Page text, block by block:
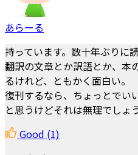
あらーる
持っています。数十年ぶりに
翻訳の文章とか訳語とか、本
るけれど、ともかく面白い。
復刊するなら、ちょっとでい
と思うけどそれは無理でしょ
Good (1)